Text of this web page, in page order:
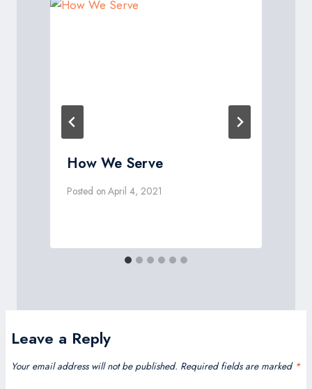
How We Serve
Posted on April 4, 2021
Leave a Reply
Your email address will not be published. Required fields are marked *